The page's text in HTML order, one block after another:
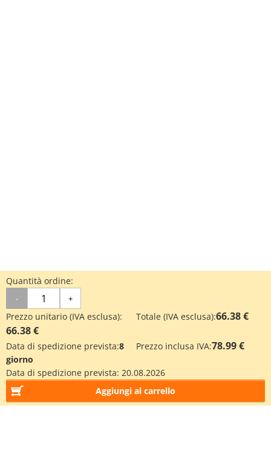
Quantità ordine:
- +
Prezzo unitario (IVA esclusa):
66.38 €
Totale (IVA esclusa):66.38 €
Data di spedizione prevista:8
giorno
Prezzo inclusa IVA:78.99 €
Data di spedizione prevista: 20.08.2026
Aggiungi al carrello